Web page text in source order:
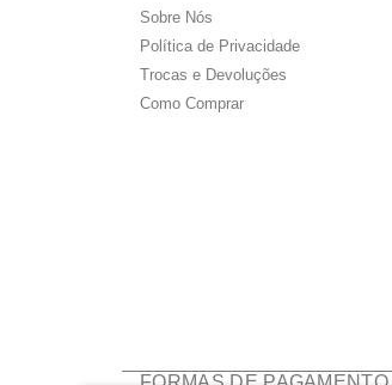
Sobre Nós
Política de Privacidade
Trocas e Devoluções
Como Comprar